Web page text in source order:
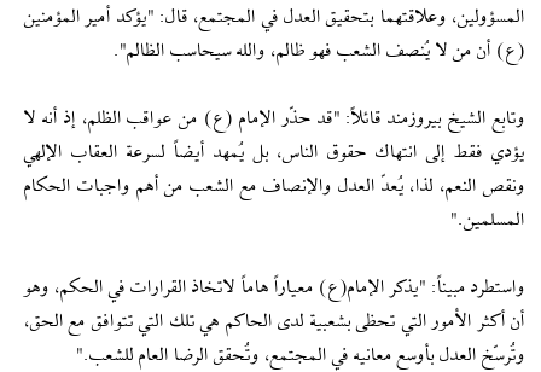
المسؤولين، وعلاقتهما بتحقيق العدل في المجتمع، قال: "يؤكد أمير المؤمنين
(ع) أن من لا يُنصف الشعب فهو ظالم، والله سيحاسب الظالم".
وتابع الشيخ بيروزمند قائلاً: "قد حذّر الإمام (ع) من عواقب الظلم، إذ أنه لا
يؤدي فقط إلى انتهاك حقوق الناس، بل يُمهد أيضاً لسرعة العقاب الإلهي
ونقص النعم، لذا، يُعدّ العدل والإنصاف مع الشعب من أهم واجبات الحكام
المسلمين."
واستطرد مبيناً: "يذكر الإمام(ع) معياراً هاماً لاتخاذ القرارات في الحكم، وهو
أن أكثر الأمور التي تحظى بشعبية لدى الحاكم هي تلك التي تتوافق مع الحق،
وتُرسّخ العدل بأوسع معانيه في المجتمع، وتُحقق الرضا العام للشعب."